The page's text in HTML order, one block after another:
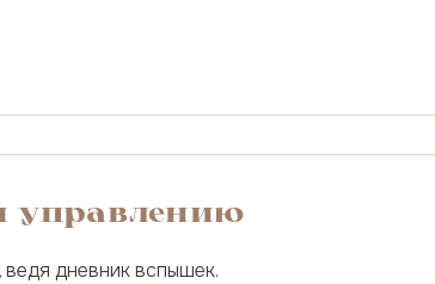
управлению
дневник вспышек.